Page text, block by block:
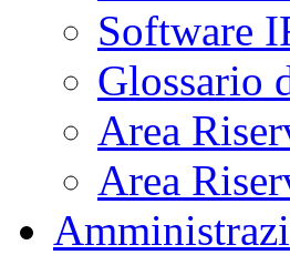
Software
Glossario
Area
Area